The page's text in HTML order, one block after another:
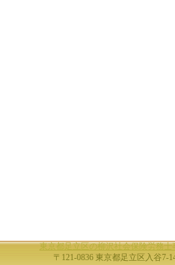
東京都足立区の柳沢社会保険労務士
〒121-0836 東京都足立区入谷7-